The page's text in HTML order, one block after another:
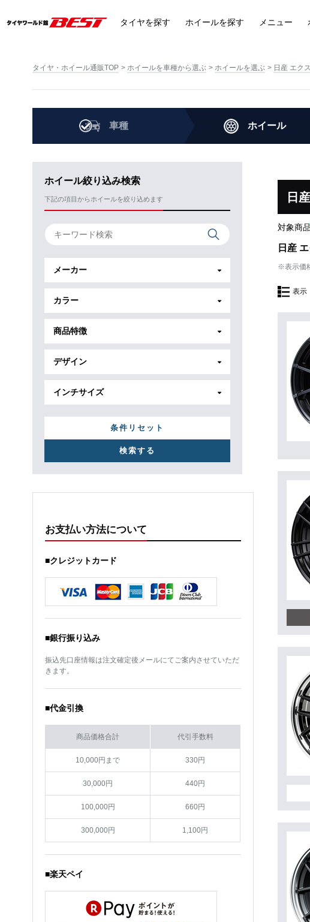
タイヤを探す ホイールを探す メニュー
タイヤ・ホイール通販TOP ホイールを車種から選ぶ ホイールを選ぶ 日産 エク
車種 ホイール
ホイール絞り込み検索
下記の項目からホイールを絞り込めます
メーカー
カラー
商品特徴
デザイン
インチサイズ
条件リセット
お支払い方法について
■クレジットカード
■銀行振り込み
振込先口座情報は注文確定後メールにてご案内させていただ
きます。
■代金引換
商品価格合計 代引手数料
10,000円まで 330円
30,000円 440円
100,000円 660円
300,000円 1,100円
■楽天ペイ
日
対象商品
日産
※表示価
表示